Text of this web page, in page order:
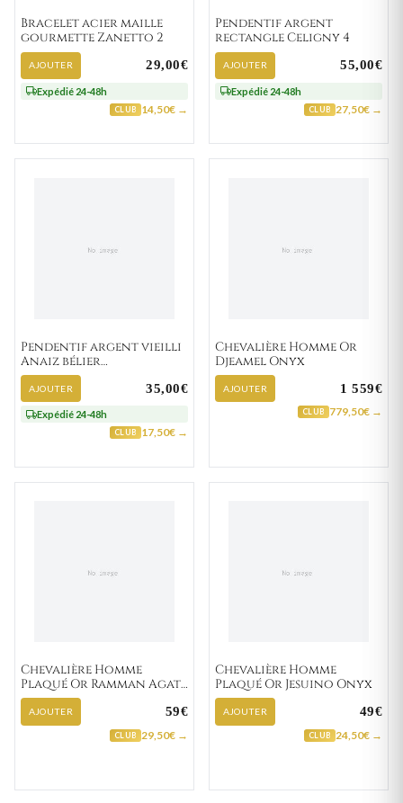
Bracelet acier maille
gourmette Zanetto 2
AJOUTER 29,00€
Expédié 24-48h
CLUB 14,50€ →
Pendentif argent
rectangle Celigny 4
AJOUTER 55,00€
Expédié 24-48h
CLUB 27,50€ →
Pendentif argent vieilli
Anaiz bélier
Astrologique
AJOUTER 35,00€
Expédié 24-48h
CLUB 17,50€ →
Chevalière Homme Or
Djeamel Onyx
AJOUTER 1 559€
CLUB 779,50€ →
Chevalière Homme
Plaqué Or Ramman Agate
Noir
AJOUTER 59€
CLUB 29,50€ →
Chevalière Homme
Plaqué Or Jesuino Onyx
AJOUTER 49€
CLUB 24,50€ →